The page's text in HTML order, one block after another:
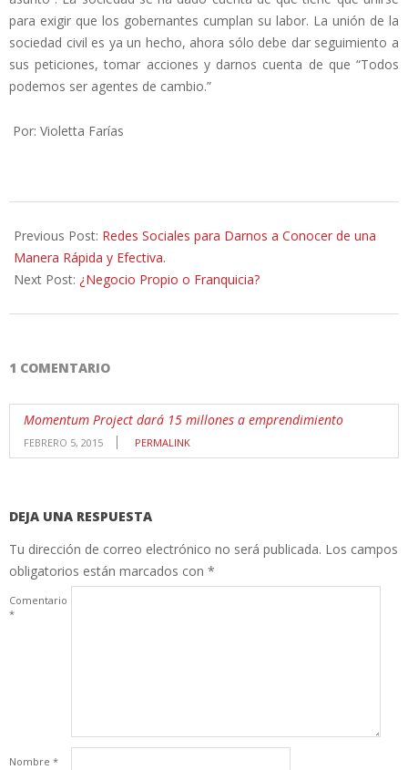
para exigir que los gobernantes cumplan su labor. La unión de la
sociedad civil es ya un hecho, ahora sólo debe dar seguimiento a
sus peticiones, tomar acciones y darnos cuenta de que “Todos
podemos ser agentes de cambio.”
Por: Violetta Farías
11-
22
Previous Post: Redes Sociales para Darnos a Conocer de una
Manera Rápida y Efectiva.
Next Post: ¿Negocio Propio o Franquicia?
1 COMENTARIO
Momentum Project dará 15 millones a emprendimiento
FEBRERO 5, 2015 PERMALINK
DEJA UNA RESPUESTA
Tu dirección de correo electrónico no será publicada. Los campos
obligatorios están marcados con *
Comentario
*
Nombre *